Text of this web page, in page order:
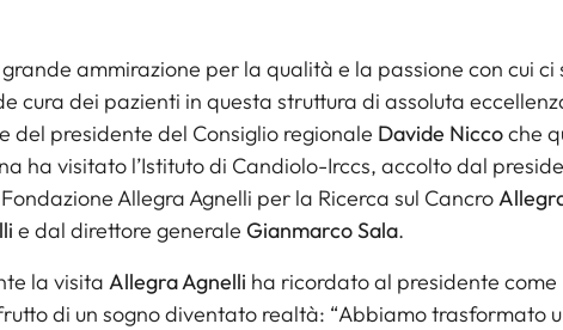
grande ammirazione per la qualità e la passione con cui ci
cura dei pazienti in questa struttura di assoluta
del presidente del Consiglio regionale Davide Niccoche
ha visitato l’Istituto di Candiolo-Irccs, accolto dal
Allegra Agnelli per la Ricerca sul Cancro
e dal direttore generale Gianmarco Sala.
la visita Allegra Agnelli ha ricordato al presidente come
di un sogno diventato realtà: “Abbiamo trasformato